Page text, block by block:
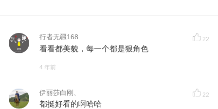
行者无疆168 22
看看都美貌，每一个都是狠角色
4 年前
伊丽莎白刚、 22
都挺好看的啊哈哈